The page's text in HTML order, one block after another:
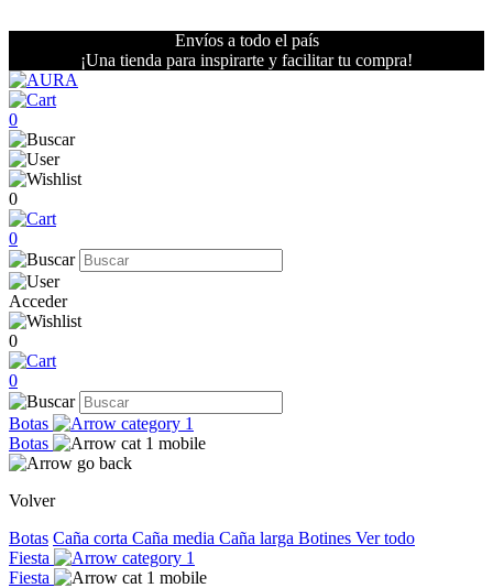
Envíos a todo el país
¡Una tienda para inspirarte y facilitar tu compra!
0
0
0
Acceder
0
0
Botas
Botas
Volver
Botas Caña corta Caña media Caña larga Botines Ver todo
Fiesta
Fiesta